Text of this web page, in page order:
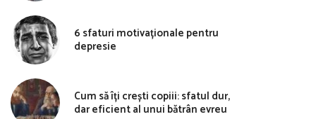
6 sfaturi motivaționale pentru
depresie
Cum să îți crești copiii: sfatul dur,
dar eficient al unui bătrân evreu